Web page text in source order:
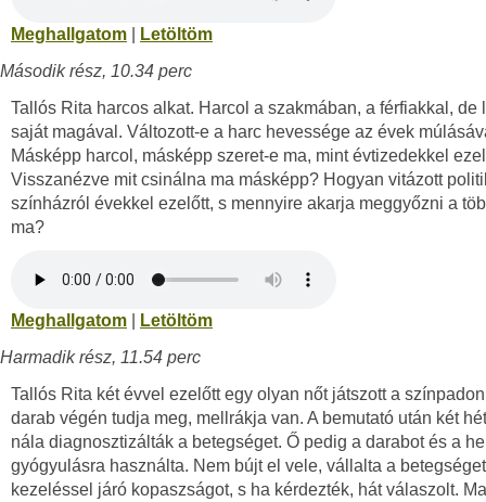
Meghallgatom
Letöltöm
Második rész, 10.34 perc
Tallós Rita harcos alkat. Harcol a szakmában, a férfiakkal, de
saját magával. Változott-e a harc hevessége az évek
Másképp harcol, másképp szeret-e ma, mint évtizedekkel
Visszanézve mit csinálna ma másképp? Hogyan vitázott
színházról évekkel ezelőtt, s mennyire akarja meggyőzni a
ma?
Meghallgatom
Letöltöm
Harmadik rész, 11.54 perc
Tallós Rita két évvel ezelőtt egy olyan nőt játszott a
darab végén tudja meg, mellrákja van. A bemutató után két
nála diagnosztizálták a betegséget. Ő pedig a darabot és a
gyógyulásra használta. Nem bújt el vele, vállalta a
kezeléssel járó kopaszságot, s ha kérdezték, hát válaszolt.